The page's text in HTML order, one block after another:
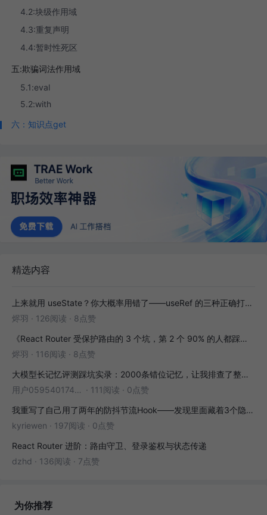
4.2:块级作用域
4.3:重复声明
4.4:暂时性死区
五:欺骗词法作用域
5.1:eval
5.2:with
六：知识点get
精选内容
上来就用 useState？你大概率用错了——useRef 的三种正确打开方式
烬羽 · 126阅读 · 8点赞
《React Router 受保护路由的 3 个坑，第 2 个 90% 的人都踩过》
烬羽 · 116阅读 · 8点赞
大模型长记忆评测踩坑实录：2000条错位记忆，让我排查了整整3小时
用户05954017446 · 111阅读 · 0点赞
我重写了自己用了两年的防抖节流Hook——发现里面藏着3个隐藏bug
kyriewen · 197阅读 · 0点赞
React Router 进阶：路由守卫、登录鉴权与状态传递
dzhd · 136阅读 · 7点赞
为你推荐